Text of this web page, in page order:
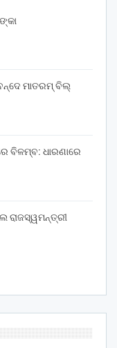
ବନ୍ଦେ ମାତରମ୍‌ ବିଲ୍‌
ବିଳମ୍ବ: ଧାରଣାରେ
ରାଜସ୍ୱମନ୍ତ୍ରୀ